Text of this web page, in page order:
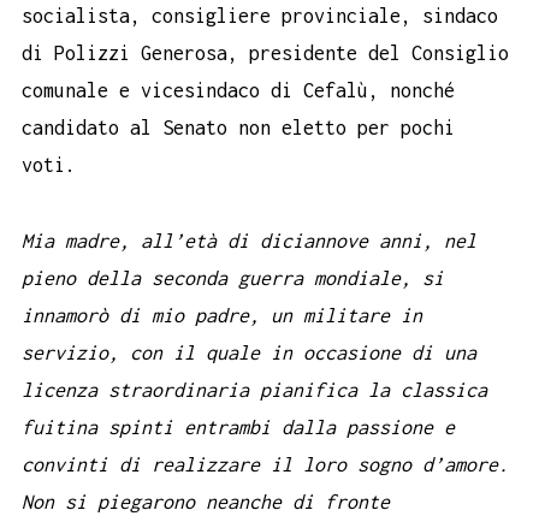
socialista, consigliere provinciale, sindaco
di Polizzi Generosa, presidente del Consiglio
comunale e vicesindaco di Cefalù, nonché
candidato al Senato non eletto per pochi
voti.
Mia madre, all’età di diciannove anni, nel
pieno della seconda guerra mondiale, si
innamorò di mio padre, un militare in
servizio, con il quale in occasione di una
licenza straordinaria pianifica la classica
fuitina spinti entrambi dalla passione e
convinti di realizzare il loro sogno d’amore.
Non si piegarono neanche di fronte